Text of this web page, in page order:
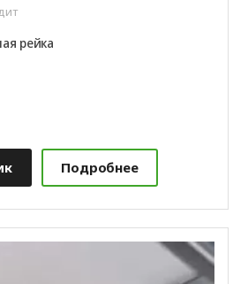
рейка
Подробнее